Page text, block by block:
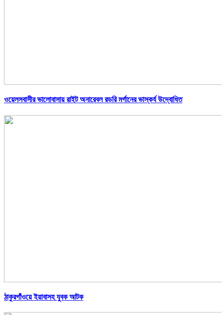
ওয়েলসবাসীর ভালোবাসায় রাইট অনারেবল রডরি মর্গানের ভাস্কর্য উদ্বোধিত
ঠাকুরগাঁওয়ে ইয়াবাসহ যুবক আটক